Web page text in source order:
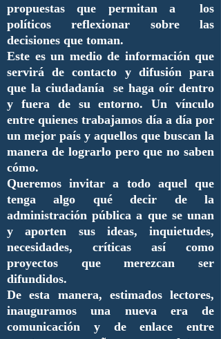
propuestas que permitan a los
políticos reflexionar sobre las
decisiones que toman.
Este es un medio de información que
servirá de contacto y difusión para
que la ciudadanía se haga oír dentro
y fuera de su entorno. Un vínculo
entre quienes trabajamos día a día por
un mejor país y aquellos que buscan la
manera de lograrlo pero que no saben
cómo.
Queremos invitar a todo aquel que
tenga algo qué decir de la
administración pública a que se unan
y aporten sus ideas, inquietudes,
necesidades, críticas así como
proyectos que merezcan ser
difundidos.
De esta manera, estimados lectores,
inauguramos una nueva era de
comunicación y de enlace entre